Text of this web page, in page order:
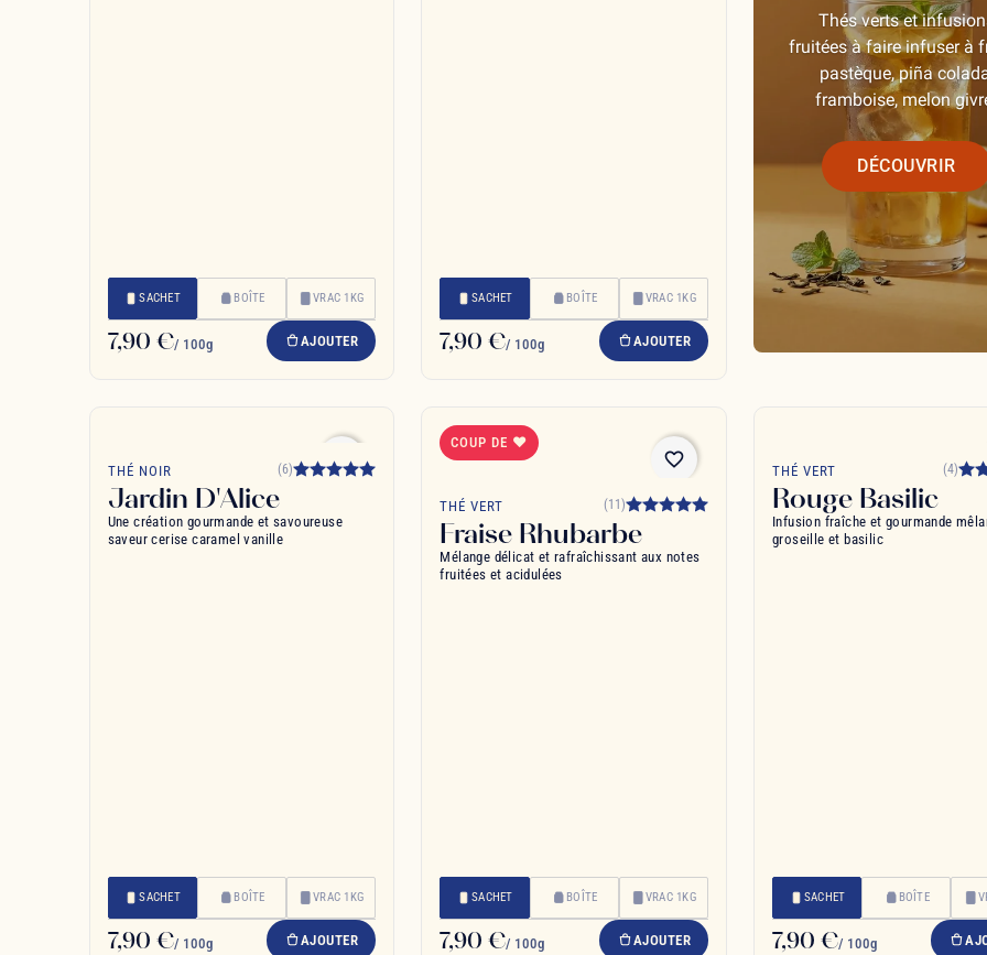
SACHET BOÎTE VRAC 1KG
7,90 €/ 100g AJOUTER
SACHET BOÎTE VRAC 1KG
7,90 €/ 100g AJOUTER
Thés verts et
fruitées à faire infuser à
pastèque, piña
framboise, melon
DÉCOUVRIR
favorite_border
THÉ NOIR (6)
Jardin D'Alice
Une création gourmande et savoureuse
saveur cerise caramel vanille
SACHET BOÎTE VRAC 1KG
7,90 €/ 100g AJOUTER
COUP DE ❤
favorite_border
THÉ VERT (11)
Fraise Rhubarbe
Mélange délicat et rafraîchissant aux notes
fruitées et acidulées
SACHET BOÎTE VRAC 1KG
7,90 €/ 100g AJOUTER
THÉ VERT (4)
Rouge Basilic
Infusion fraîche et gourmande
groseille et basilic
SACHET BOÎTE
7,90 €/ 100g